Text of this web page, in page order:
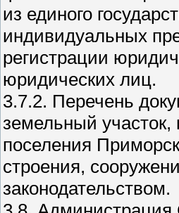
из единого
индивидуальных
регистрации
юридических лиц.
3.7.2. Перечень
земельный участок,
поселения
строения,
законодательством.